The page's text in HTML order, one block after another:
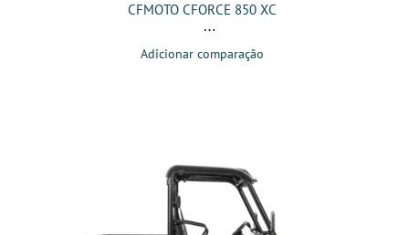
CFMOTO CFORCE 850 XC
Adicionar comparação